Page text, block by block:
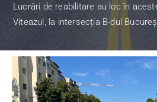
Lucrări de reabilitare au loc în
Viteazul, la intersecția B-dul